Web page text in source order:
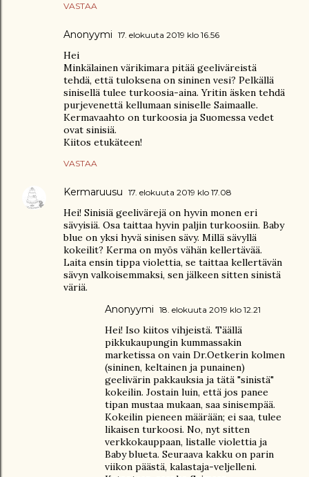
VASTAA
Anonyymi 17. elokuuta 2019 klo 16.56
Hei
Minkälainen värikimara pitää geeliväreistä
tehdä, että tuloksena on sininen vesi? Pelkällä
sinisellä tulee turkoosia-aina. Yritin äsken tehdä
purjevenettä kellumaan siniselle Saimaalle.
Kermavaahto on turkoosia ja Suomessa vedet
ovat sinisiä.
Kiitos etukäteen!
VASTAA
Kermaruusu 17. elokuuta 2019 klo 17.08
Hei! Sinisiä geelivärejä on hyvin monen eri
sävyisiä. Osa taittaa hyvin paljin turkoosiin. Baby
blue on yksi hyvä sinisen sävy. Millä sävyllä
kokeilit? Kerma on myös vähän kellertävää.
Laita ensin tippa violettia, se taittaa kellertävän
sävyn valkoisemmaksi, sen jälkeen sitten sinistä
väriä.
Anonyymi 18. elokuuta 2019 klo 12.21
Hei! Iso kiitos vihjeistä. Täällä
pikkukaupungin kummassakin
marketissa on vain Dr.Oetkerin kolmen
(sininen, keltainen ja punainen)
geelivärin pakkauksia ja tätä "sinistä"
kokeilin. Jostain luin, että jos panee
tipan mustaa mukaan, saa sinisempää.
Kokeilin pieneen määrään; ei saa, tulee
likaisen turkoosi. No, nyt sitten
verkkokauppaan, listalle violettia ja
Baby blueta. Seuraava kakku on parin
viikon päästä, kalastaja-veljelleni.